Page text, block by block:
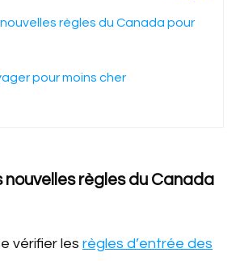
règles du Canada pour
pour moins cher
nouvelles règles du Canada
vérifier les règles d’entrée des